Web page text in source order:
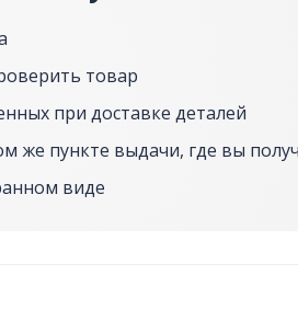
товар
при доставке деталей
же пункте выдачи, где вы
виде